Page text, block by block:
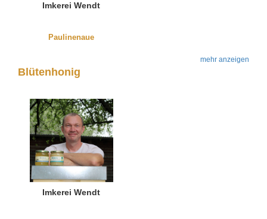
Imkerei Wendt
Paulinenaue
mehr anzeigen
Blütenhonig
Imkerei Wendt